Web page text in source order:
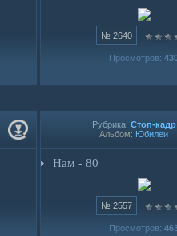
№ 2640
Просмотров:
Рубрика: Стоп-кадр
Альбом: Юбилеи
Нам - 80
№ 2557
Просмотров: